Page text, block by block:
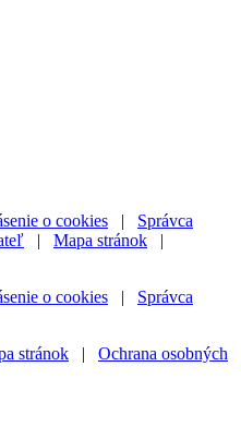
o cookies | Správca
| Mapa stránok |
o cookies | Správca
stránok | Ochrana osobných